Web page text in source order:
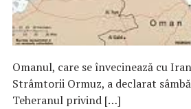
Omanul, care se învecinează cu
Strâmtorii Ormuz, a declarat
Teheranul privind […]